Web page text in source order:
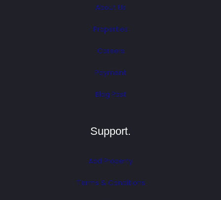
About Us
Properties
Careers
Payment
Blog Post
Support.
Add Property
Terms & Conditions